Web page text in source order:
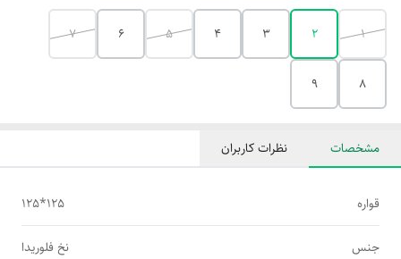
1
2
3
4
5
6
7
8
9
مشخصات نظرات کاربران
قواره 125*125
جنس نخ فلوریدا